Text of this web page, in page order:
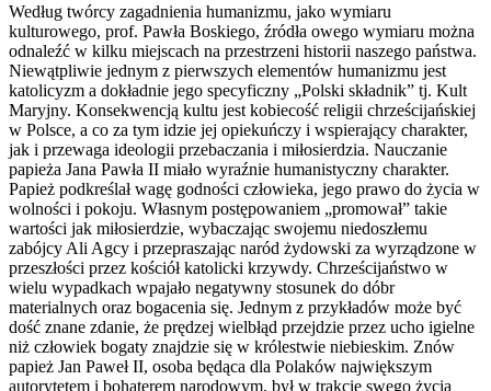
Według twórcy zagadnienia humanizmu, jako wymiaru
kulturowego, prof. Pawła Boskiego, źródła owego wymiaru można
odnaleźć w kilku miejscach na przestrzeni historii naszego państwa.
Niewątpliwie jednym z pierwszych elementów humanizmu jest
katolicyzm a dokładnie jego specyficzny „Polski składnik” tj. Kult
Maryjny. Konsekwencją kultu jest kobiecość religii chrześcijańskiej
w Polsce, a co za tym idzie jej opiekuńczy i wspierający charakter,
jak i przewaga ideologii przebaczania i miłosierdzia. Nauczanie
papieża Jana Pawła II miało wyraźnie humanistyczny charakter.
Papież podkreślał wagę godności człowieka, jego prawo do życia w
wolności i pokoju. Własnym postępowaniem „promował” takie
wartości jak miłosierdzie, wybaczając swojemu niedoszłemu
zabójcy Ali Agcy i przepraszając naród żydowski za wyrządzone w
przeszłości przez kościół katolicki krzywdy. Chrześcijaństwo w
wielu wypadkach wpajało negatywny stosunek do dóbr
materialnych oraz bogacenia się. Jednym z przykładów może być
dość znane zdanie, że prędzej wielbłąd przejdzie przez ucho igielne
niż człowiek bogaty znajdzie się w królestwie niebieskim. Znów
papież Jan Paweł II, osoba będąca dla Polaków największym
autorytetem i bohaterem narodowym, był w trakcie swego życia